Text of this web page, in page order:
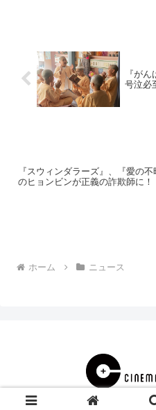
『が
号泣必
『スウィンダラーズ』、『愛の不
のヒョンビンが正義の詐欺師に！
ホーム ニュース
© 2000